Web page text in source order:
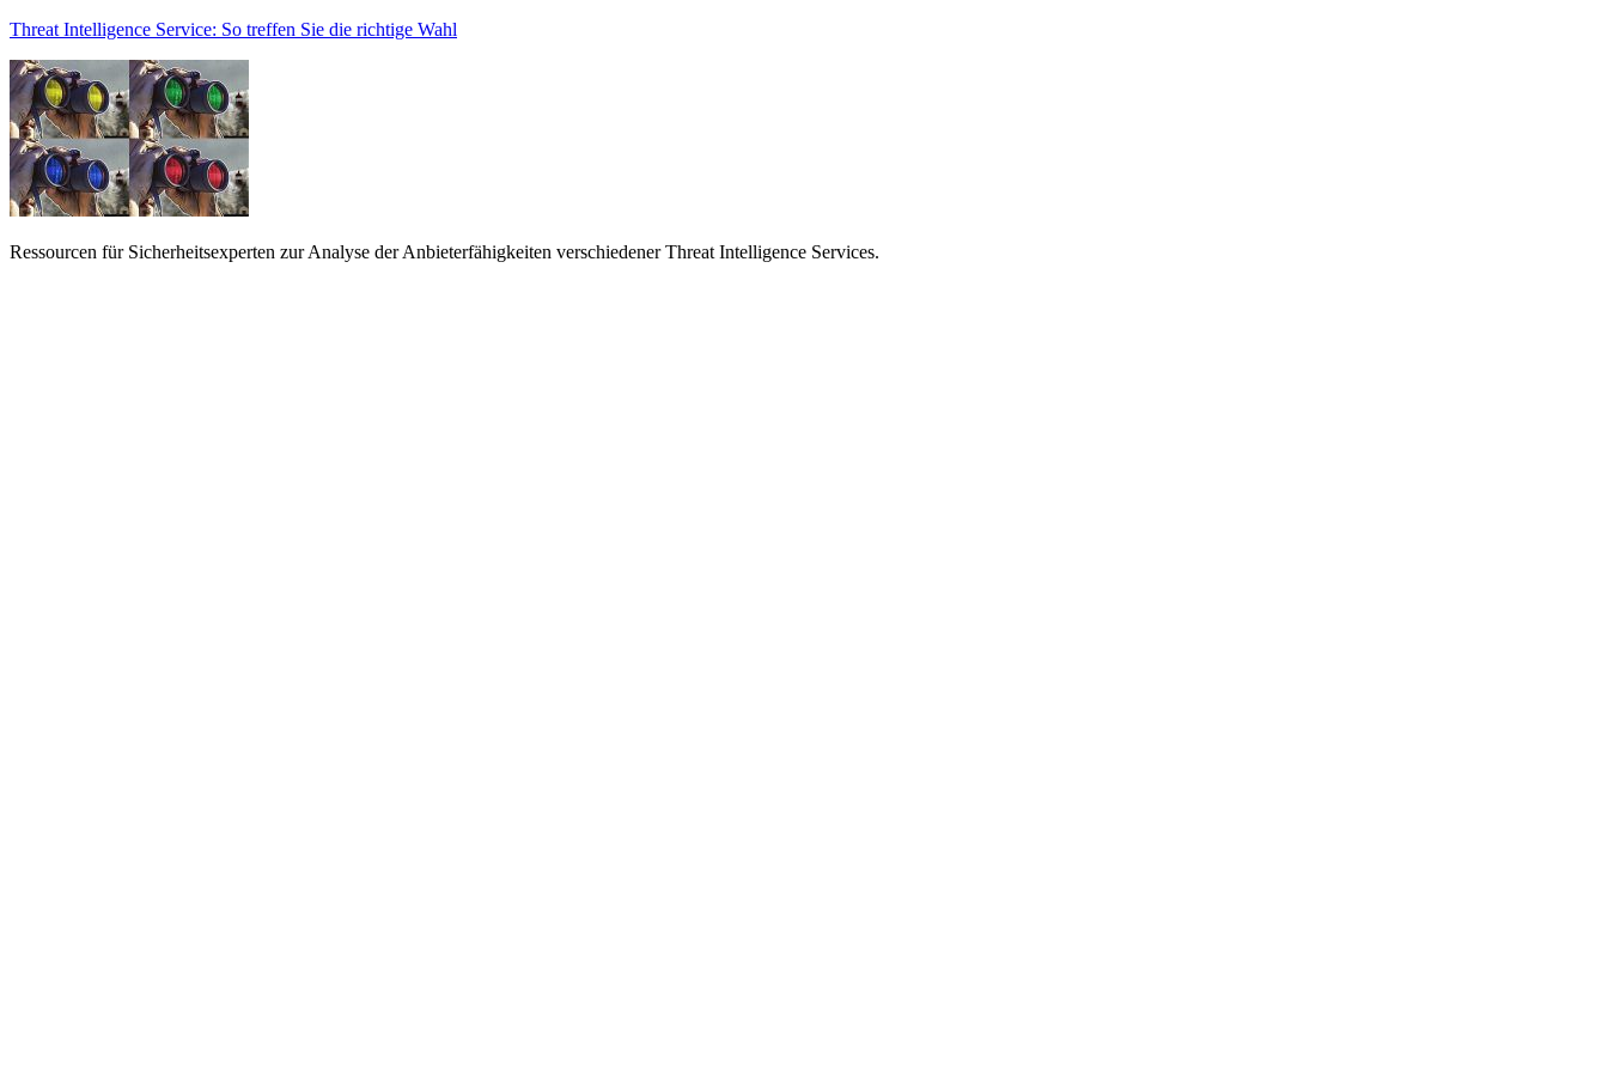
Threat Intelligence Service: So treffen Sie die richtige Wahl
Ressourcen für Sicherheitsexperten zur Analyse der Anbieterfähigkeiten verschiedener Threat Intelligence Services.